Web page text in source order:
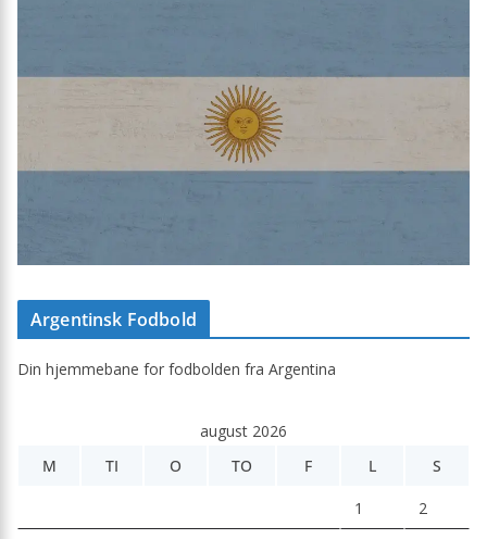
Argentinsk Fodbold
Din hjemmebane for fodbolden fra Argentina
august 2026
M
TI O TO F L S
1 2